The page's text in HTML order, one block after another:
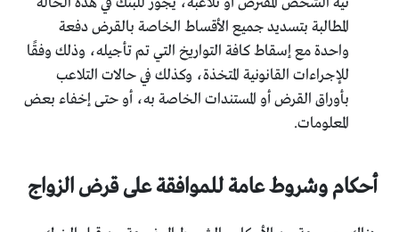
المطالبة بتسديد جميع الأقساط الخاصة بالقرض دفعة
واحدة مع إسقاط كافة التواريخ التي تم تأجيله، وذلك وفقًا
للإجراءات القانونية المتخذة، وكذلك في حالات التلاعب
بأوراق القرض أو المستندات الخاصة به، أو حتى إخفاء بعض
المعلومات.
أحكام وشروط عامة للموافقة على قرض الزواج